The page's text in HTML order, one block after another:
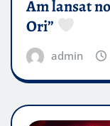
Am lansat
Ori”
admin